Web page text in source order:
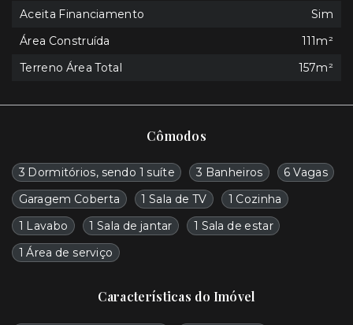
Cômodos
3 Dormitórios, sendo 1 suíte 3 Banheiros
6 Vagas
Garagem Coberta
1 Sala de TV
1 Cozinha
1 Lavabo
1 Sala de jantar
1 Sala de estar
1 Área de serviço
Características do Imóvel
Aceita Financiamento
Sim
Área Construída
111m²
Terreno Área Total
157m²